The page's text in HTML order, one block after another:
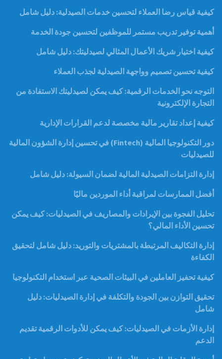
كيفية قياس رضا العملاء لتحسين خدمات الصيدلية: دليل شامل
أهمية توفير تدريب مستمر للموظفين لتحسين جودة الخدمة
كيفية اختيار شريك الأعمال المثالي لصيدليتك: دليل شامل
كيفية تحسين تصميم وواجهة الصيدلية لجذب العملاء
التوجه نحو الخدمات الرقمية: كيف يمكن لصيدليتك الاستفادة من
التجارة الإلكترونية
كيفية إعداد تقارير مالية مخصصة لدعم القرارات الإدارية
دور التكنولوجيا المالية (Fintech) في تحسين إدارة الشؤون المالية
للصيدليات
إدارة التزامات الصيدلية المالية لضمان السيولة: دليل شامل
أفضل الممارسات لمراقبة أداء الموردين ماليًا
تحليل الفجوة بين الإيرادات والمصاريف في الصيدليات: كيف يمكن
تحسين الأداء المالي؟
إدارة التكاليف المرتبطة بالمشتريات والتوريد: دليل شامل لتحقيق
الكفاءة
كيفية تحفيز العاملين في البيئات الصحية عبر استخدام التكنولوجيا
تحقيق التوازن بين الجودة والتكلفة في إدارة الصيدليات: دليل
شامل
إدارة الأزمات في الصيدليات: كيف يمكن للأدوات الرقمية تقديم
الدعم